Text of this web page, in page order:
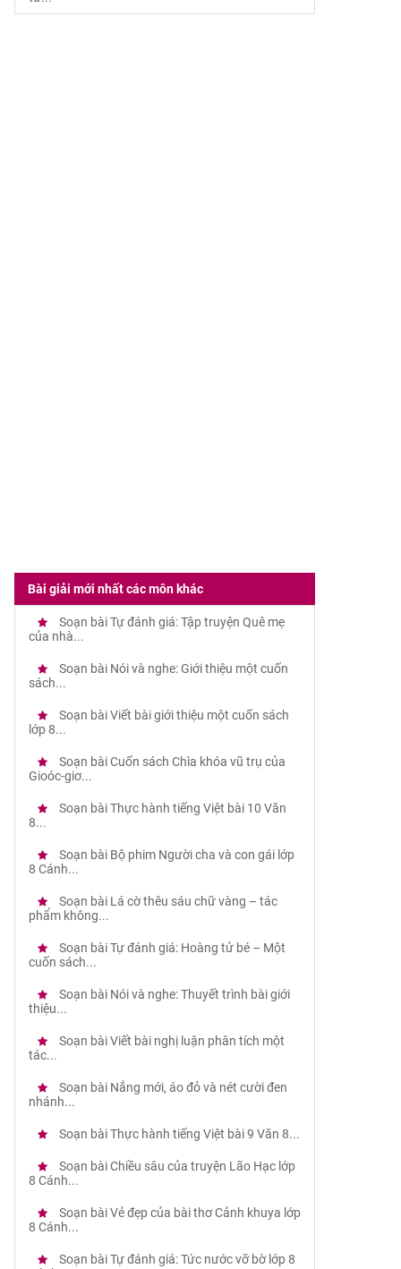
Bài giải mới nhất các môn khác
Soạn bài Tự đánh giá: Tập truyện Quê mẹ
của nhà...
Soạn bài Nói và nghe: Giới thiệu một cuốn
sách...
Soạn bài Viết bài giới thiệu một cuốn sách
lớp 8...
Soạn bài Cuốn sách Chìa khóa vũ trụ của
Gioóc-giơ...
Soạn bài Thực hành tiếng Việt bài 10 Văn
8...
Soạn bài Bộ phim Người cha và con gái lớp
8 Cánh...
Soạn bài Lá cờ thêu sáu chữ vàng – tác
phẩm không...
Soạn bài Tự đánh giá: Hoàng tử bé – Một
cuốn sách...
Soạn bài Nói và nghe: Thuyết trình bài giới
thiệu...
Soạn bài Viết bài nghị luận phân tích một
tác...
Soạn bài Nắng mới, áo đỏ và nét cười đen
nhánh...
Soạn bài Thực hành tiếng Việt bài 9 Văn 8...
Soạn bài Chiều sâu của truyện Lão Hạc lớp
8 Cánh...
Soạn bài Vẻ đẹp của bài thơ Cảnh khuya lớp
8 Cánh...
Soạn bài Tự đánh giá: Tức nước vỡ bờ lớp 8